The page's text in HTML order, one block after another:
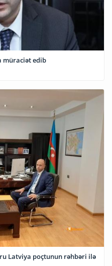
müraciət edib
Latviya poçtunun rəhbəri ilə